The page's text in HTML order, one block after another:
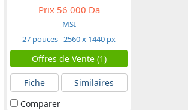
Prix56 000 Da
MSI
27 pouces 2560 x 1440 px
Offres de Vente (1)
Fiche
Similaires
Comparer